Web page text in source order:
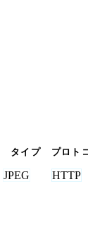
タイプ プロト
JPEG HTTP